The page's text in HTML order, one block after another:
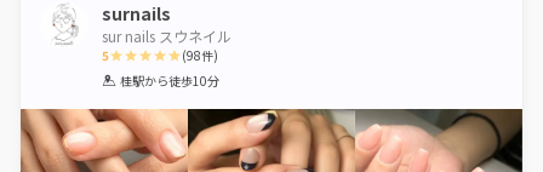
surnails
sur nails スウネイル
5
1 2 3 4 5
(98件)
桂駅から徒歩10分